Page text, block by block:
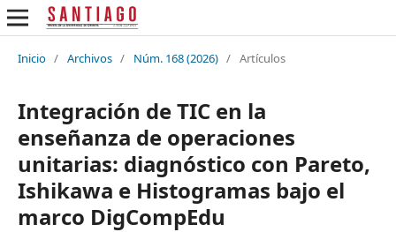
Inicio / Archivos / Núm. 168 (2026) / Artículos
Integración de TIC en la
enseñanza de operaciones
unitarias: diagnóstico con Pareto,
Ishikawa e Histogramas bajo el
marco DigCompEdu